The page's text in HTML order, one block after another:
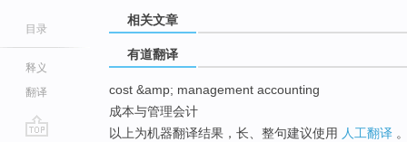
目录
释义
翻译
相关文章
有道翻译
cost &amp; management accounting
成本与管理会计
以上为机器翻译结果，长、整句建议使用 人工翻译